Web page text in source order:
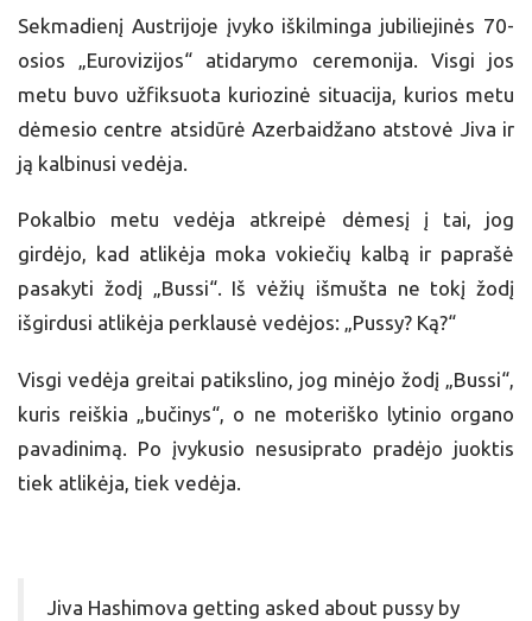
Sekmadienį Austrijoje įvyko iškilminga jubiliejinės 70-
osios „Eurovizijos“ atidarymo ceremonija. Visgi jos
metu buvo užfiksuota kuriozinė situacija, kurios metu
dėmesio centre atsidūrė Azerbaidžano atstovė Jiva ir
ją kalbinusi vedėja.
Pokalbio metu vedėja atkreipė dėmesį į tai, jog
girdėjo, kad atlikėja moka vokiečių kalbą ir paprašė
pasakyti žodį „Bussi“. Iš vėžių išmušta ne tokį žodį
išgirdusi atlikėja perklausė vedėjos: „Pussy? Ką?“
Visgi vedėja greitai patikslino, jog minėjo žodį „Bussi“,
kuris reiškia „bučinys“, o ne moteriško lytinio organo
pavadinimą. Po įvykusio nesusiprato pradėjo juoktis
tiek atlikėja, tiek vedėja.
Jiva Hashimova getting asked about pussy by